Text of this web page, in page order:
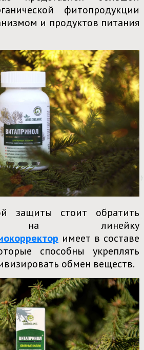
фитопродукции
и продуктов питания
защиты стоит обратить
на линейку
имеет в составе
способны укреплять
обмен веществ.